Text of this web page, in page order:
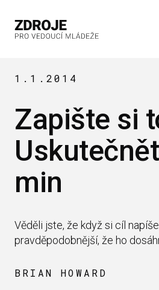
1.1.2014
Zapište si
min
Věděli jste, že když si cíl
pravděpodobnější, že ho
BRIAN HOWARD